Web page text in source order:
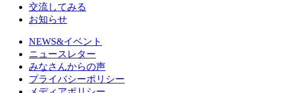
交流してみる
お知らせ
NEWS&イベント
ニュースレター
みなさんからの声
プライバシーポリシー